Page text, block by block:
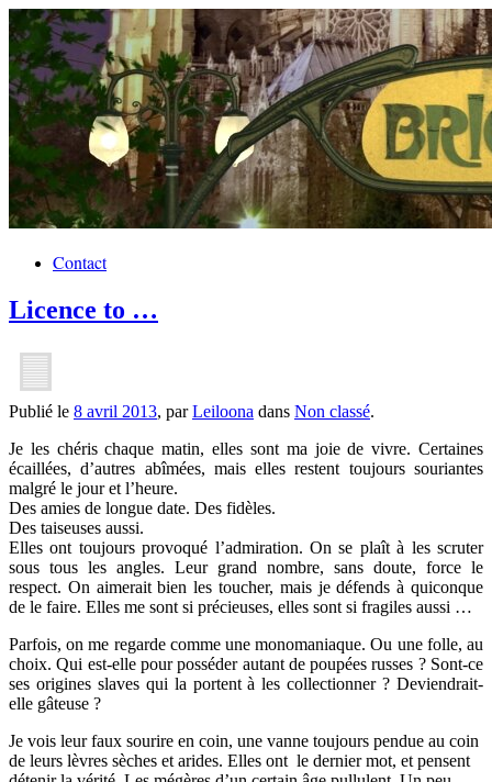
Contact
Licence to …
Publié le 8 avril 2013, parLeiloona dans Non classé.
Je les chéris chaque matin, elles sont ma joie de vivre. Certaines
écaillées, d’autres abîmées, mais elles restent toujours souriantes
malgré le jour et l’heure.
Des amies de longue date. Des fidèles.
Des taiseuses aussi.
Elles ont toujours provoqué l’admiration. On se plaît à les scruter
sous tous les angles. Leur grand nombre, sans doute, force le
respect. On aimerait bien les toucher, mais je défends à quiconque
de le faire. Elles me sont si précieuses, elles sont si fragiles aussi …
Parfois, on me regarde comme une monomaniaque. Ou une folle, au
choix. Qui est-elle pour posséder autant de poupées russes ? Sont-ce
ses origines slaves qui la portent à les collectionner ? Deviendrait-
elle gâteuse ?
Je vois leur faux sourire en coin, une vanne toujours pendue au coin
de leurs lèvres sèches et arides. Elles ont le dernier mot, et pensent